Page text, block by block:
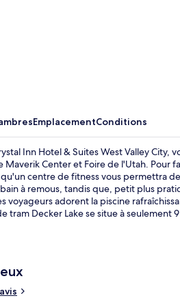
EmplacementConditions
Inn Hotel & Suites West Valley
Center et Foire de l'Utah. Pour
centre de fitness vous permettra
à remous, tandis que, petit plus
voyageurs adorent la piscine
tram Decker Lake se situe à seulement